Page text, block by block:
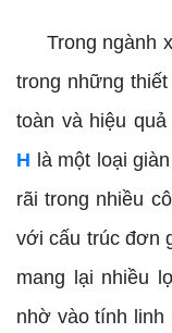
Trong ngành
trong những
toàn và hiệu
H là một loại
rãi trong nhiều
với cấu trúc đơn
mang lại nhiều
nhờ vào tính linh